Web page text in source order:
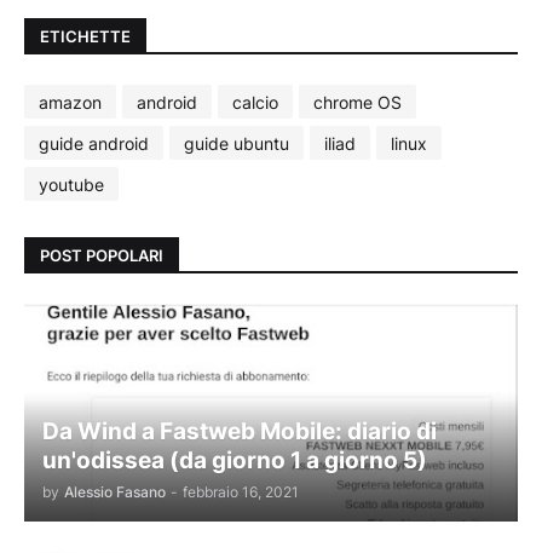
ETICHETTE
amazon android calcio
chrome OS
guide android
guide ubuntu iliad
linux
youtube
POST POPOLARI
Da Wind a Fastweb Mobile: diario di
un'odissea (da giorno 1 a giorno 5)
by Alessio Fasano - febbraio 16, 2021